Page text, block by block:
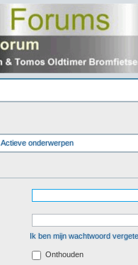
Actieve onderwerpen
Ik ben mijn wachtwoord
Onthouden